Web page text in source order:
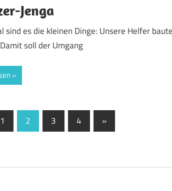
Jenga
sind es die kleinen Dinge: Unsere Helfer
soll der Umgang
1 2 3 4
Nächste
Beiträge
»